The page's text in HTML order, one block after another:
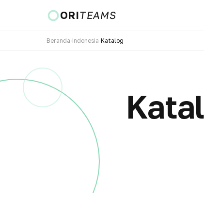
ORITEAMS
PERGI
Beranda Indonesia Katalog